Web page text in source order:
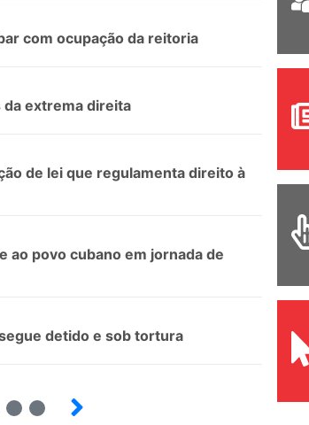
com ocupação da reitoria
da extrema direita
de lei que regulamenta direito à
ao povo cubano em jornada de
detido e sob tortura